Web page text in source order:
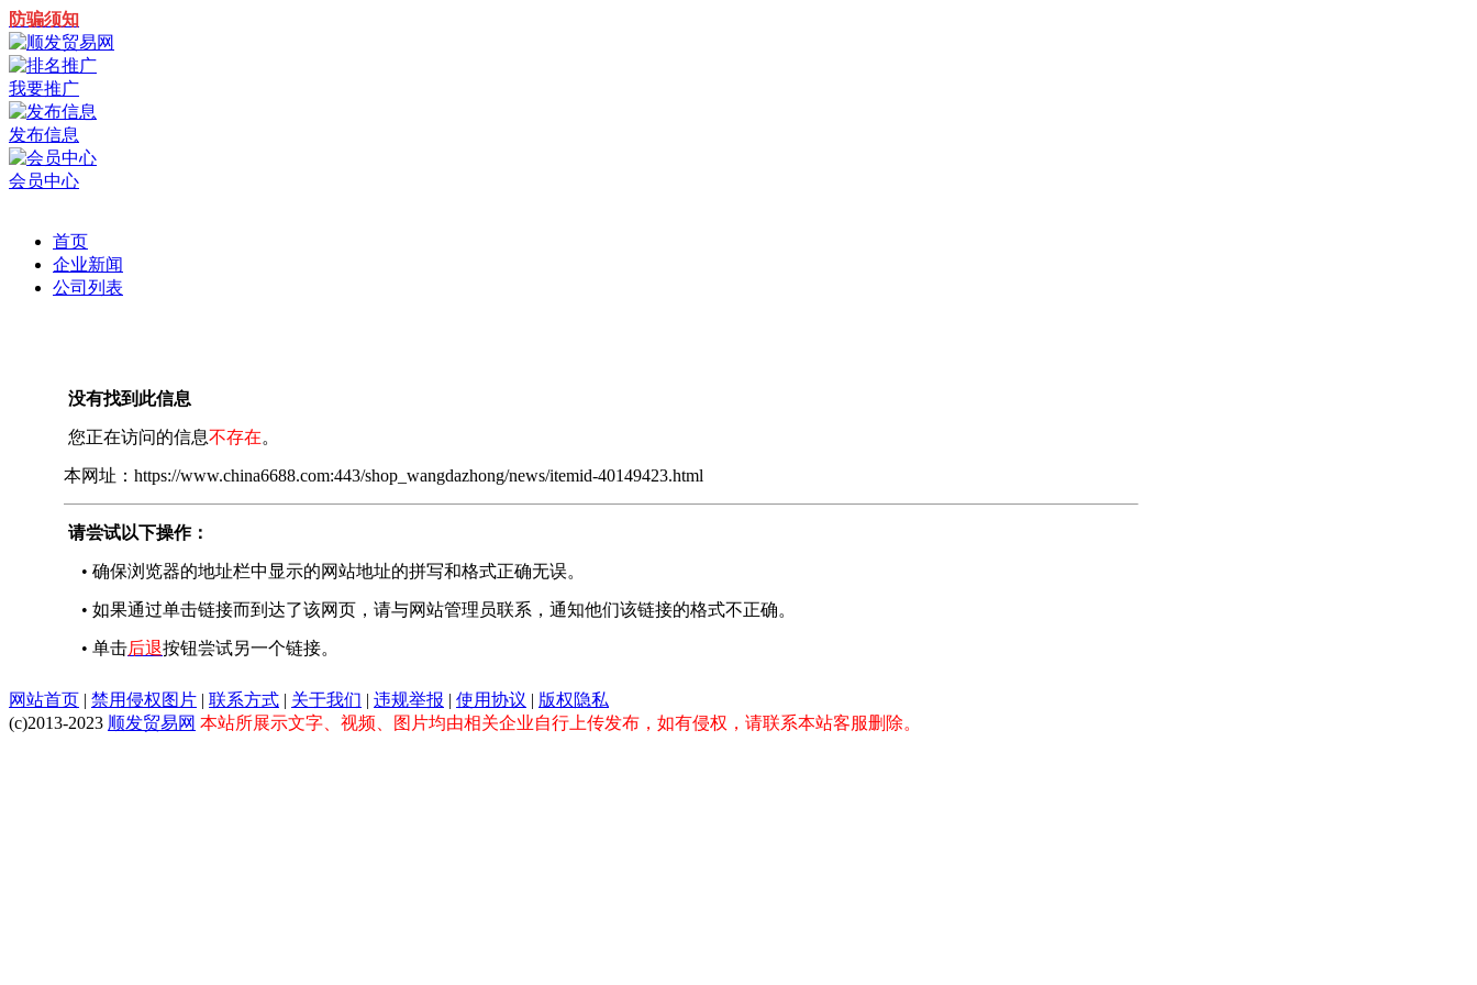
防骗须知
我要推广
发布信息
会员中心
首页
企业新闻
公司列表
没有找到此信息
您正在访问的信息不存在。
本网址：https://www.china6688.com:443/shop_wangdazhong/news/itemid-40149423.html
请尝试以下操作：
• 确保浏览器的地址栏中显示的网站地址的拼写和格式正确无误。
• 如果通过单击链接而到达了该网页，请与网站管理员联系，通知他们该链接的格式不正确。
• 单击后退按钮尝试另一个链接。
网站首页 | 禁用侵权图片 | 联系方式 | 关于我们 | 违规举报 | 使用协议 | 版权隐私
(c)2013-2023 顺发贸易网 本站所展示文字、视频、图片均由相关企业自行上传发布，如有侵权，请联系本站客服删除。